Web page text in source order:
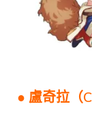
● 盧奇拉（